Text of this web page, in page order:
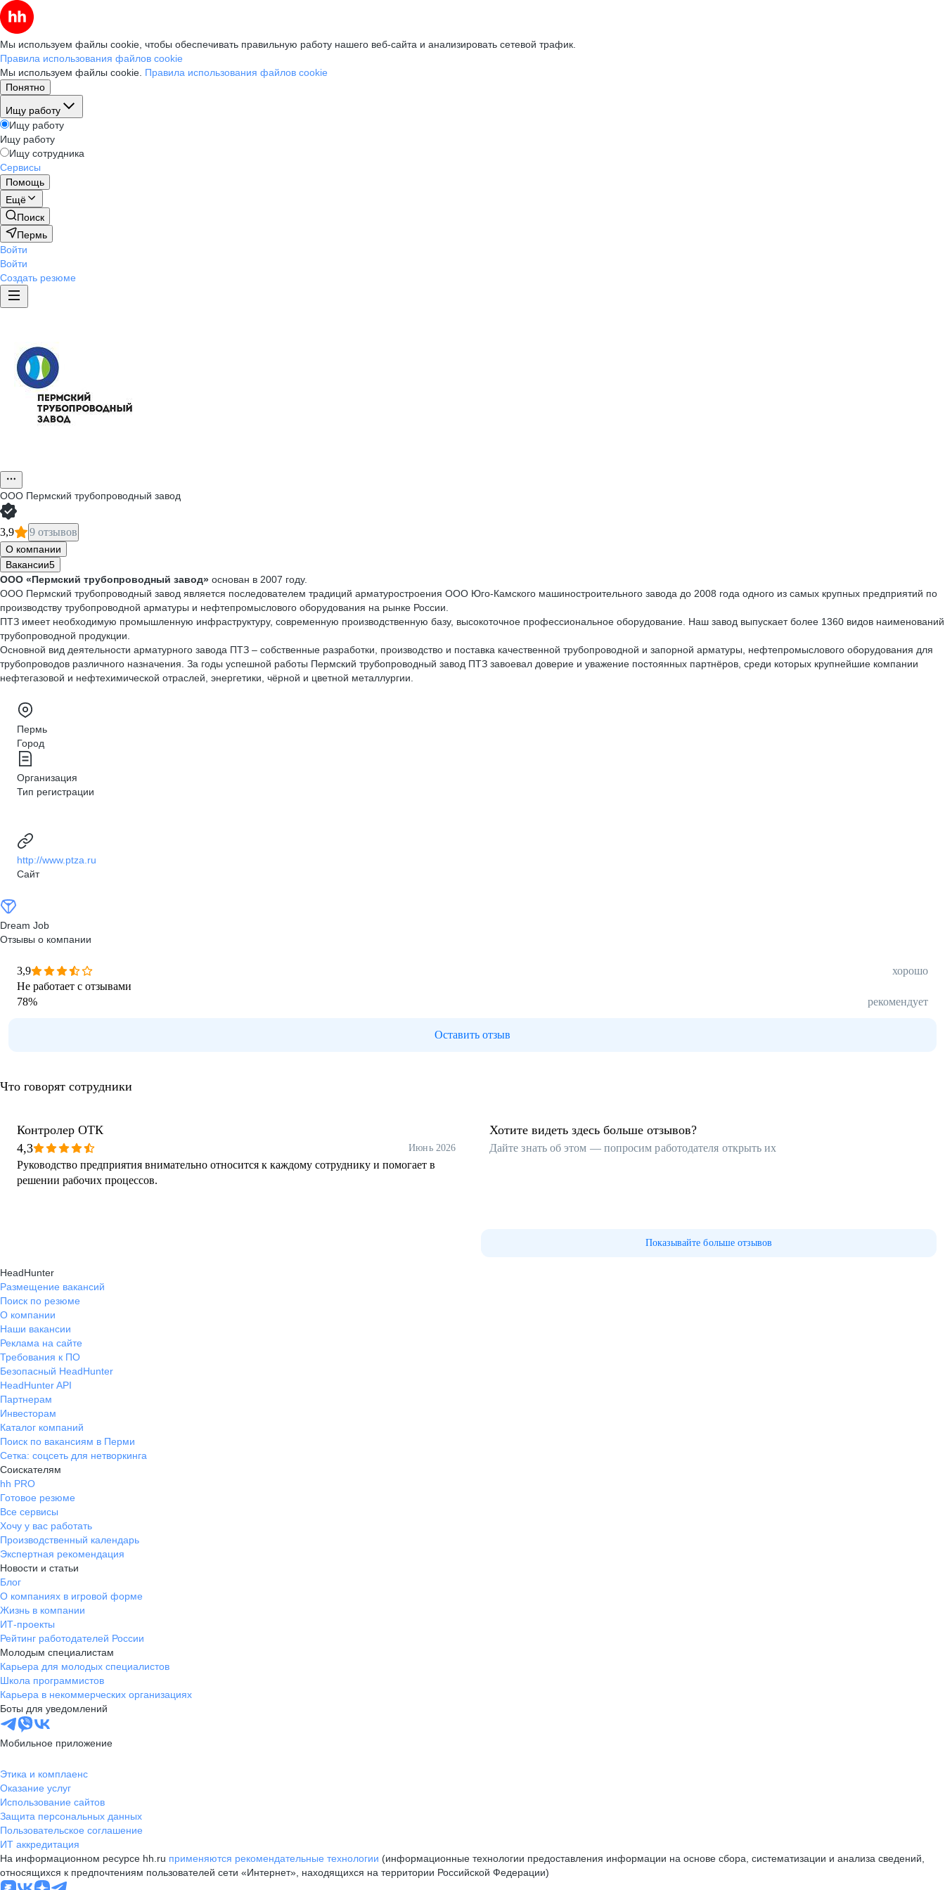
Мы используем файлы cookie, чтобы обеспечивать правильную работу нашего веб-сайта и анализировать сетевой трафик.
Правила использования файлов cookie
Мы используем файлы cookie. Правила использования файлов cookie
Понятно
Ищу работу
Ищу работу
Ищу работу
Ищу сотрудника
Сервисы
Помощь
Ещё
Поиск
Пермь
Войти
Войти
Создать резюме
ООО Пермский трубопроводный завод
3,9 9 отзывов
О компании
Вакансии5
ООО «Пермский трубопроводный завод» основан в 2007 году.
ООО Пермский трубопроводный завод является последователем традиций арматуростроения ООО Юго-Камского машиностроительного завода до 2008 года одного из самых крупных предприятий по
производству трубопроводной арматуры и нефтепромыслового оборудования на рынке России.
ПТЗ имеет необходимую промышленную инфраструктуру, современную производственную базу, высокоточное профессиональное оборудование. Наш завод выпускает более 1360 видов наименований
трубопроводной продукции.
Основной вид деятельности арматурного завода ПТЗ – собственные разработки, производство и поставка качественной трубопроводной и запорной арматуры, нефтепромыслового оборудования для
трубопроводов различного назначения. За годы успешной работы Пермский трубопроводный завод ПТЗ завоевал доверие и уважение постоянных партнёров, среди которых крупнейшие компании
нефтегазовой и нефтехимической отраслей, энергетики, чёрной и цветной металлургии.
Пермь
Город
Организация
Тип регистрации
http://www.ptza.ru
Сайт
Dream Job
Отзывы о компании
3,9
хорошо
Не работает с отзывами
78% рекомендует
Оставить отзыв
Что говорят сотрудники
Контролер ОТК
4,3
Июнь 2026
Руководство предприятия внимательно относится к каждому сотруднику и помогает в
решении рабочих процессов.
Хотите видеть здесь больше отзывов?
Дайте знать об этом — попросим работодателя открыть их
Показывайте больше отзывов
HeadHunter
Размещение вакансий
Поиск по резюме
О компании
Наши вакансии
Реклама на сайте
Требования к ПО
Безопасный HeadHunter
HeadHunter API
Партнерам
Инвесторам
Каталог компаний
Поиск по вакансиям в Перми
Сетка: соцсеть для нетворкинга
Соискателям
hh PRO
Готовое резюме
Все сервисы
Хочу у вас работать
Производственный календарь
Экспертная рекомендация
Новости и статьи
Блог
О компаниях в игровой форме
Жизнь в компании
ИТ-проекты
Рейтинг работодателей России
Молодым специалистам
Карьера для молодых специалистов
Школа программистов
Карьера в некоммерческих организациях
Боты для уведомлений
Мобильное приложение
Этика и комплаенс
Оказание услуг
Использование сайтов
Защита персональных данных
Пользовательское соглашение
ИТ аккредитация
На информационном ресурсе hh.ru применяются рекомендательные технологии (информационные технологии предоставления информации на основе сбора, систематизации и анализа сведений,
относящихся к предпочтениям пользователей сети «Интернет», находящихся на территории Российской Федерации)